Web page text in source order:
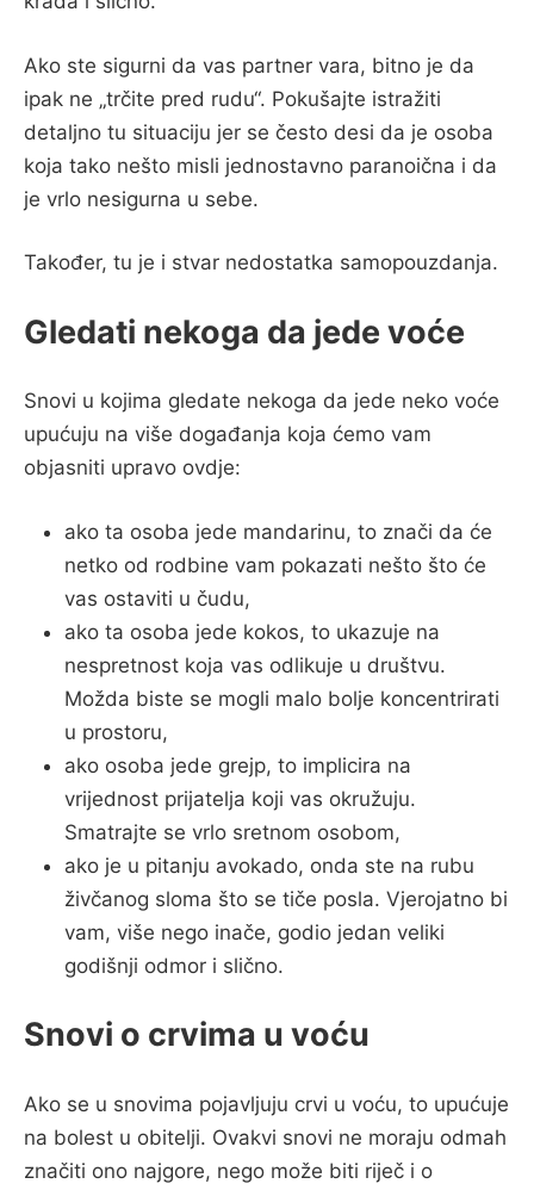
Ako ste sigurni da vas partner vara, bitno je da
ipak ne „trčite pred rudu“. Pokušajte istražiti
detaljno tu situaciju jer se često desi da je osoba
koja tako nešto misli jednostavno paranoična i da
je vrlo nesigurna u sebe.
Također, tu je i stvar nedostatka samopouzdanja.
Gledati nekoga da jede voće
Snovi u kojima gledate nekoga da jede neko voće
upućuju na više događanja koja ćemo vam
objasniti upravo ovdje:
ako ta osoba jede mandarinu, to znači da će
netko od rodbine vam pokazati nešto što će
vas ostaviti u čudu,
ako ta osoba jede kokos, to ukazuje na
nespretnost koja vas odlikuje u društvu.
Možda biste se mogli malo bolje koncentrirati
u prostoru,
ako osoba jede grejp, to implicira na
vrijednost prijatelja koji vas okružuju.
Smatrajte se vrlo sretnom osobom,
ako je u pitanju avokado, onda ste na rubu
živčanog sloma što se tiče posla. Vjerojatno bi
vam, više nego inače, godio jedan veliki
godišnji odmor i slično.
Snovi o crvima u voću
Ako se u snovima pojavljuju crvi u voću, to upućuje
na bolest u obitelji. Ovakvi snovi ne moraju odmah
značiti ono najgore, nego može biti riječ i o